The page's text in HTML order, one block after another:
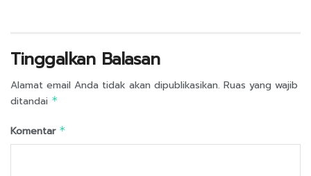
Tinggalkan Balasan
Alamat email Anda tidak akan dipublikasikan. Ruas yang wajib
ditandai *
Komentar *